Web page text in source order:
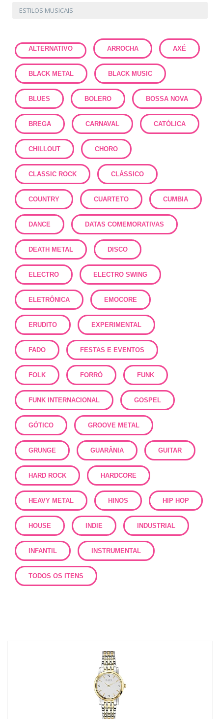
ESTILOS MUSICAIS
ALTERNATIVO ARROCHA AXÉ
BLACK METAL BLACK MUSIC
BLUES BOLERO BOSSA NOVA
BREGA CARNAVAL CATÓLICA
CHILLOUT CHORO
CLASSIC ROCK CLÁSSICO
COUNTRY CUARTETO CUMBIA
DANCE DATAS COMEMORATIVAS
DEATH METAL DISCO
ELECTRO ELECTRO SWING
ELETRÔNICA EMOCORE
ERUDITO EXPERIMENTAL
FADO FESTAS E EVENTOS
FOLK FORRÓ FUNK
FUNK INTERNACIONAL GOSPEL
GÓTICO GROOVE METAL
GRUNGE GUARÂNIA GUITAR
HARD ROCK HARDCORE
HEAVY METAL HINOS HIP HOP
HOUSE INDIE INDUSTRIAL
INFANTIL INSTRUMENTAL
TODOS OS ITENS